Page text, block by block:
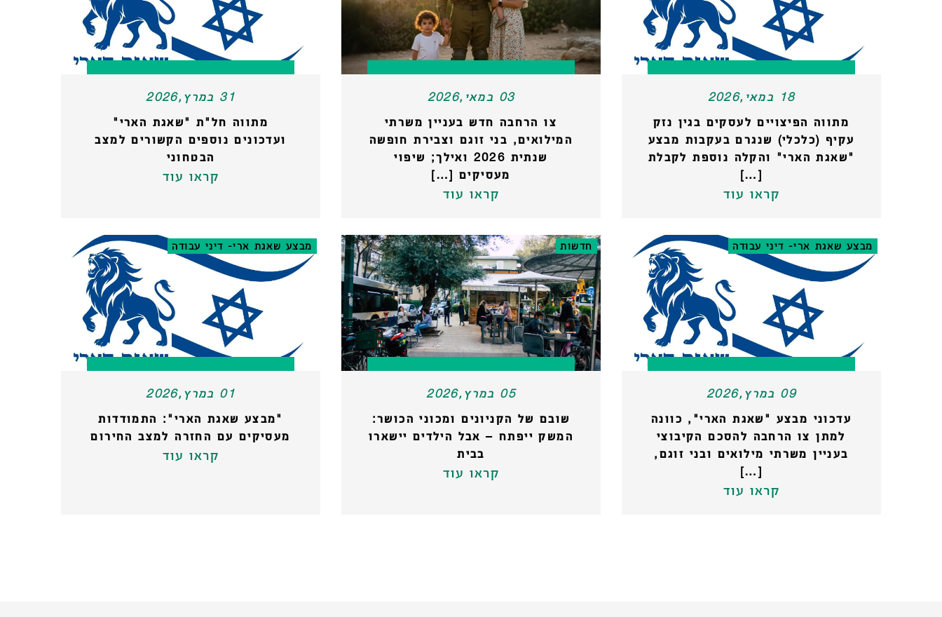
18 במאי,2026
מתווה הפיצויים לעסקים בגין נזק
עקיף (כלכלי) שנגרם בעקבות מבצע
"שאגת הארי" והקלה נוספת לקבלת
[…]
קראו עוד
03 במאי,2026
צו הרחבה חדש בעניין משרתי
המילואים, בני זוגם וצבירת חופשה
שנתית 2026 ואילך; שיפוי
מעסיקים […]
קראו עוד
31 במרץ,2026
מתווה חל"ת "שאגת הארי"
ועדכונים נוספים הקשורים למצב
הבטחוני
קראו עוד
מבצע שאגת ארי- דיני עבודה
09 במרץ,2026
עדכוני מבצע "שאגת הארי", כוונה
למתן צו הרחבה להסכם הקיבוצי
בעניין משרתי מילואים ובני זוגם,
[…]
קראו עוד
חדשות
05 במרץ,2026
שובם של הקניונים ומכוני הכושר:
המשק ייפתח – אבל הילדים יישארו
בבית
קראו עוד
מבצע שאגת ארי- דיני עבודה
01 במרץ,2026
"מבצע שאגת הארי": התמודדות
מעסיקים עם החזרה למצב החירום
קראו עוד